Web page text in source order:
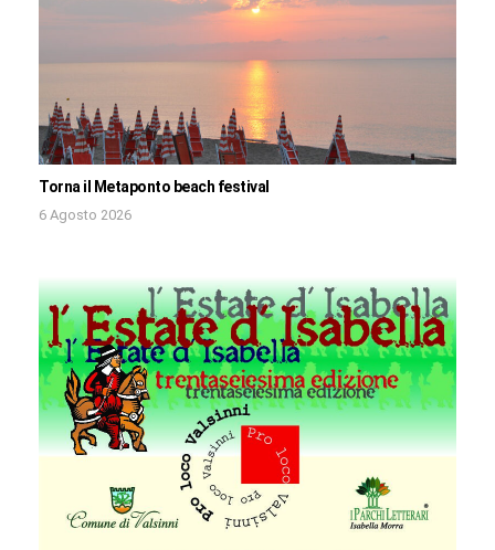
Torna il Metaponto beach festival
6 Agosto 2026